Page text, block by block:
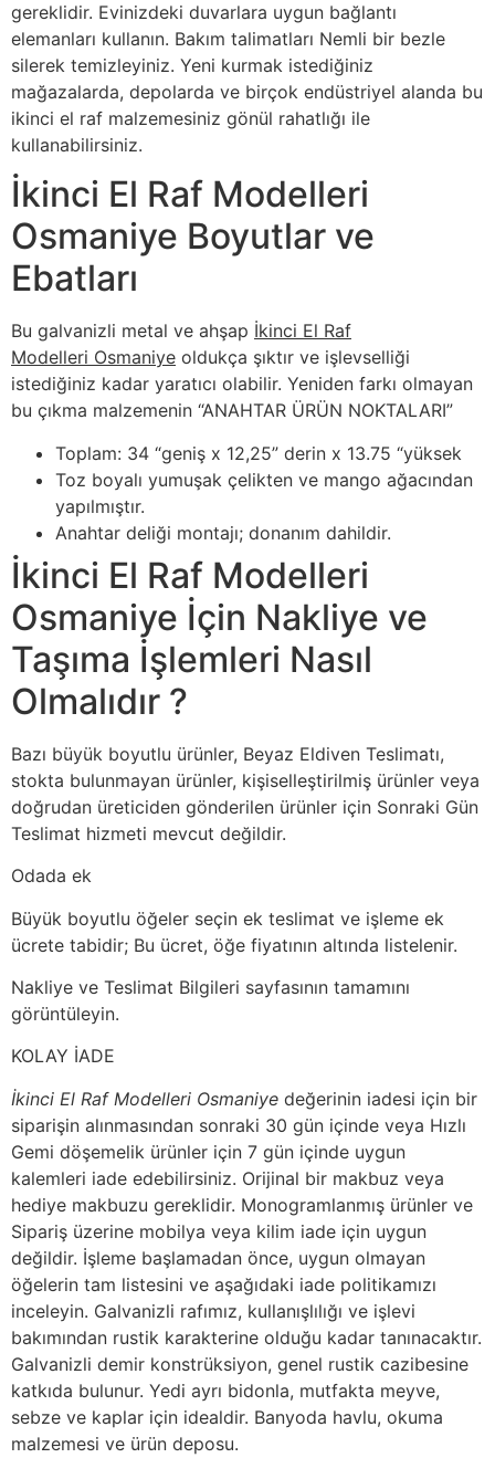
gereklidir. Evinizdeki duvarlara uygun bağlantı
elemanları kullanın. Bakım talimatları Nemli bir bezle
silerek temizleyiniz. Yeni kurmak istediğiniz
mağazalarda, depolarda ve birçok endüstriyel alanda bu
ikinci el raf malzemesiniz gönül rahatlığı ile
kullanabilirsiniz.
İkinci El Raf Modelleri
Osmaniye Boyutlar ve
Ebatları
Bu galvanizli metal ve ahşap İkinci El Raf
Modelleri Osmaniye oldukça şıktır ve işlevselliği
istediğiniz kadar yaratıcı olabilir. Yeniden farkı olmayan
bu çıkma malzemenin “ANAHTAR ÜRÜN NOKTALARI”
Toplam: 34 “geniş x 12,25” derin x 13.75 “yüksek
Toz boyalı yumuşak çelikten ve mango ağacından
yapılmıştır.
Anahtar deliği montajı; donanım dahildir.
İkinci El Raf Modelleri
Osmaniye İçin Nakliye ve
Taşıma İşlemleri Nasıl
Olmalıdır ?
Bazı büyük boyutlu ürünler, Beyaz Eldiven Teslimatı,
stokta bulunmayan ürünler, kişiselleştirilmiş ürünler veya
doğrudan üreticiden gönderilen ürünler için Sonraki Gün
Teslimat hizmeti mevcut değildir.
Odada ek
Büyük boyutlu öğeler seçin ek teslimat ve işleme ek
ücrete tabidir; Bu ücret, öğe fiyatının altında listelenir.
Nakliye ve Teslimat Bilgileri sayfasının tamamını
görüntüleyin.
KOLAY İADE
İkinci El Raf Modelleri Osmaniye değerinin iadesi için bir
siparişin alınmasından sonraki 30 gün içinde veya Hızlı
Gemi döşemelik ürünler için 7 gün içinde uygun
kalemleri iade edebilirsiniz. Orijinal bir makbuz veya
hediye makbuzu gereklidir. Monogramlanmış ürünler ve
Sipariş üzerine mobilya veya kilim iade için uygun
değildir. İşleme başlamadan önce, uygun olmayan
öğelerin tam listesini ve aşağıdaki iade politikamızı
inceleyin. Galvanizli rafımız, kullanışlılığı ve işlevi
bakımından rustik karakterine olduğu kadar tanınacaktır.
Galvanizli demir konstrüksiyon, genel rustik cazibesine
katkıda bulunur. Yedi ayrı bidonla, mutfakta meyve,
sebze ve kaplar için idealdir. Banyoda havlu, okuma
malzemesi ve ürün deposu.